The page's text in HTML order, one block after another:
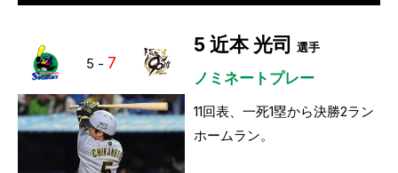
5 - 7
5 近本 光司 選手
ノミネートプレー
11回表、一死1塁から決勝2ラン
ホームラン。